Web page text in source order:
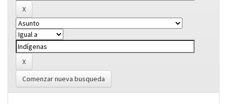
Comenzar nueva busqueda